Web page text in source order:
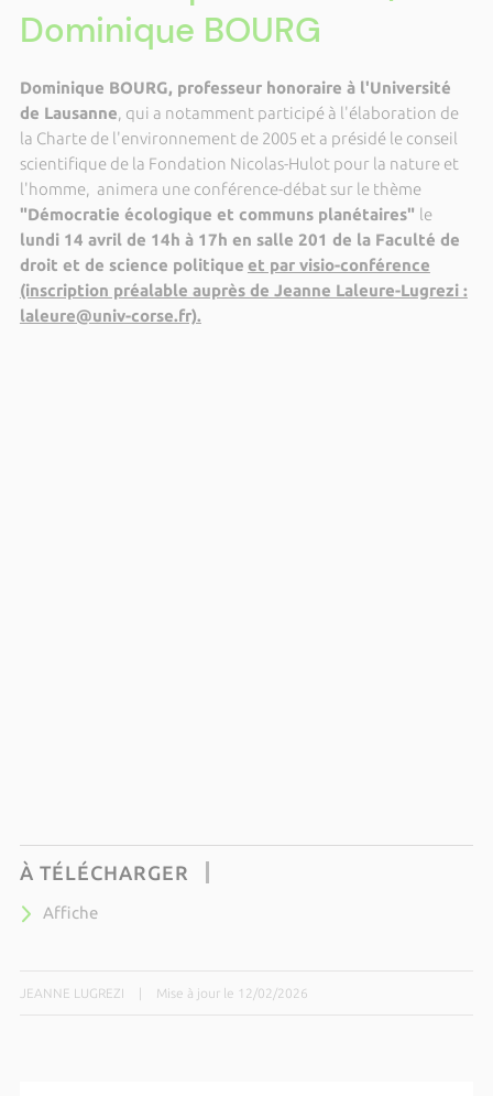
Dominique BOURG
Dominique BOURG, professeur honoraire à l'Université
de Lausanne, qui a notamment participé à l'élaboration de
la Charte de l'environnement de 2005 et a présidé le conseil
scientifique de la Fondation Nicolas-Hulot pour la nature et
l'homme, animera une conférence-débat sur le thème
"Démocratie écologique et communs planétaires" le
lundi 14 avril de 14h à 17h en salle 201 de la Faculté de
droit et de science politique et par visio-conférence
(inscription préalable auprès de Jeanne Laleure-Lugrezi :
laleure@univ-corse.fr).
À TÉLÉCHARGER
Affiche
JEANNE LUGREZI Mise à jour le 12/02/2026